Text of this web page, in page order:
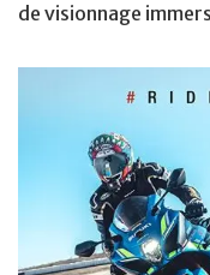
de visionnage